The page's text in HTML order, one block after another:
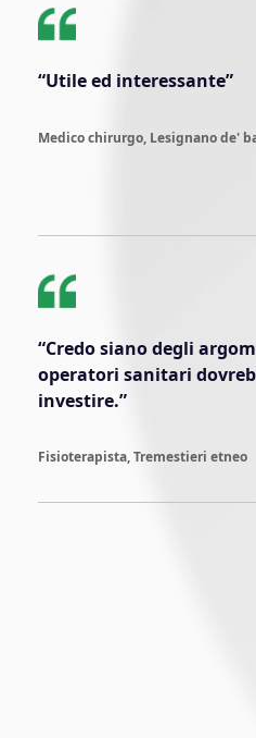
“Utile ed interessante”
Medico chirurgo, Lesignano de'
“Credo siano degli
operatori sanitari
investire.”
Fisioterapista, Tremestieri etneo